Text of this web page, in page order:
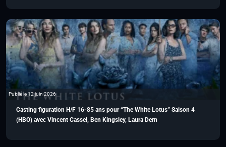
Publié le 12 juin 2026
Casting figuration H/F 16-85 ans pour “The White Lotus” Saison 4
(HBO) avec Vincent Cassel, Ben Kingsley, Laura Dern